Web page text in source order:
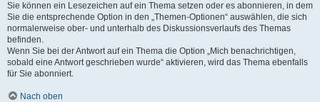
Sie können ein Lesezeichen auf ein Thema setzen oder es abonnieren, in dem
Sie die entsprechende Option in den „Themen-Optionen“ auswählen, die sich
normalerweise ober- und unterhalb des Diskussionsverlaufs des Themas
befinden.
Wenn Sie bei der Antwort auf ein Thema die Option „Mich benachrichtigen,
sobald eine Antwort geschrieben wurde“ aktivieren, wird das Thema ebenfalls
für Sie abonniert.
Nach oben